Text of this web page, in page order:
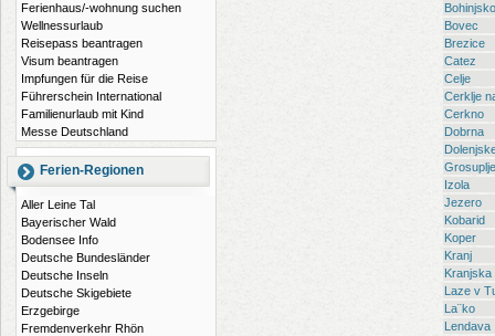
Ferienhaus/-wohnung suchen
Wellnessurlaub
Reisepass beantragen
Visum beantragen
Impfungen für die Reise
Führerschein International
Familienurlaub mit Kind
Messe Deutschland
Ferien-Regionen
Aller Leine Tal
Bayerischer Wald
Bodensee Info
Deutsche Bundesländer
Deutsche Inseln
Deutsche Skigebiete
Erzgebirge
Fremdenverkehr Rhön
Bovec
Brezice
Catez
Celje
Cerklje
Cerkno
Dobrna
Grosuplje
Izola
Jezero
Kobarid
Koper
Kranj
Kranjska
Laze v
La¨ko
Lendava